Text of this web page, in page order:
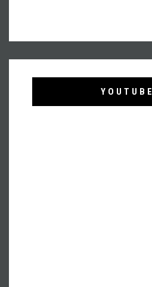
YOUTUBE